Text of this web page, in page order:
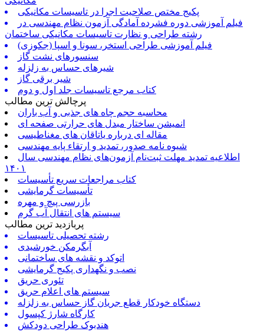
پکیج مختص صلاحیت اجرا در تاسیسات مکانیکی
فیلم آموزشی دوره فشرده آمادگی آزمون نظام مهندسی در
رشته طراحی و نظارت تاسیسات مکانیکی ساختمان
فیلم آموزشی طراحی استخر، سونا و اسپا (جکوزی)
سنسورهای نشت گاز
شیرهای حساس به زلزله
شیر برقی گاز
کتاب مرجع تاسیسات جلد اول و دوم
پرچالش ترین مطالب
محاسبه حجم چاه های جذبی و آب باران
انمیشن ساختار مبدل های حرارتی صفحه ای
مقاله ای درباره یاتاقان های مغناطیسی
شیوه نامه صدور، تمدید و ارتقاء پایه مهندسی
اطلاعیه تمدید مهلت ثبت‌نام آزمون‌های نظام مهندسی سال
۱۴۰۱
کتاب مراجعات سریع تأسیسات
تأسیسات گرمایشی
بازرسی پیچ و مهره
سیستم های انتقال آب گرم
پربازدید ترین مطالب
رشته تحصیلی تاسیسات
آبگرمکن خورشیدی
اتوکد و نقشه های ساختمانی
نصب و نگهداری پکیج گرمایشی
تئوری حریق
سیستم های اعلام حریق
دستگاه خودکار قطع جریان گاز حساس به زلزله
کارگاه شارژ کپسول
هندبوک طراحی دودکش